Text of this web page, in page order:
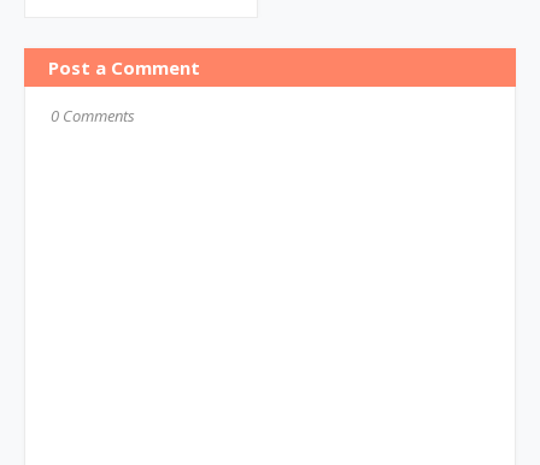
Post a Comment
0 Comments